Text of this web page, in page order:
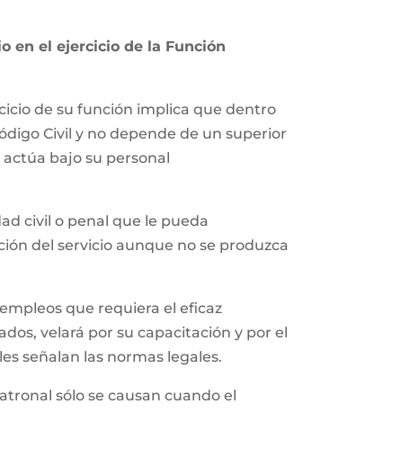
en el ejercicio de la Función
de su función implica que dentro
Civil y no depende de un superior
bajo su personal
civil o penal que le pueda
del servicio aunque no se produzca
que requiera el eficaz
velará por su capacitación y por el
señalan las normas legales.
sólo se causan cuando el